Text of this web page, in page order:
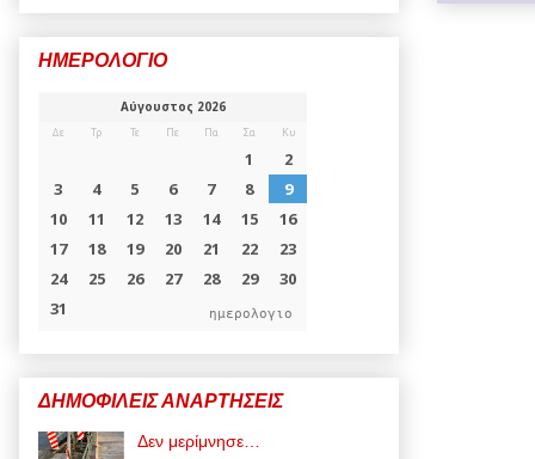
ΗΜΕΡΟΛΟΓΙΟ
ημερολογιο
ΔΗΜΟΦΙΛΕΙΣ ΑΝΑΡΤΗΣΕΙΣ
Δεν μερίμνησε…